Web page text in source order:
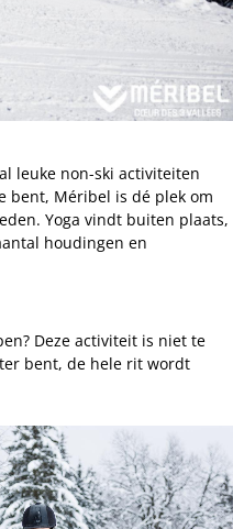
leuke non-ski activiteiten
bent, Méribel is dé plek om
Yoga vindt buiten plaats,
houdingen en
Deze activiteit is niet te
bent, de hele rit wordt